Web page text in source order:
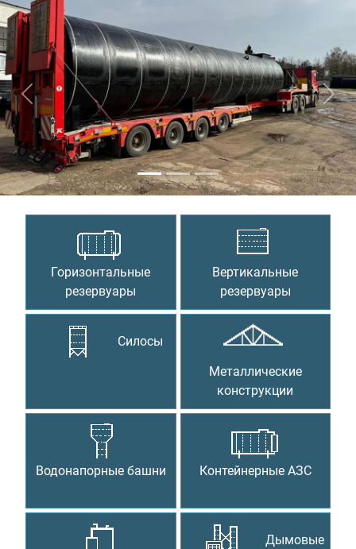
Предыдущий
Горизонтальные
резервуары
Вертикальные
резервуары
Силосы
Металлические
конструкции
Водонапорные башни Контейнерные АЗС
Дымовые